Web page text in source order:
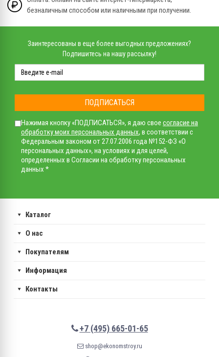
безналичным способом или наличными при получении.
Заинтересованы в еще более выгодных предложениях?
Подпишитесь на нашу рассылку!
ПОДПИСАТЬСЯ
Нажимая кнопку «ПОДПИСАТЬСЯ», я даю свое согласие на
обработку моих персональных данных, в соответствии с
Федеральным законом от 27.07.2006 года №152-ФЗ «О
персональных данных», на условиях и для целей,
определенных в Согласии на обработку персональных
данных *
Каталог
О нас
Покупателям
Информация
Контакты
+7 (495) 665-01-65
shop@ekonomstroy.ru